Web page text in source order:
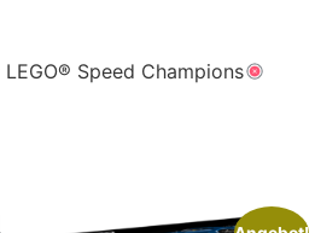
LEGO® Speed Champions